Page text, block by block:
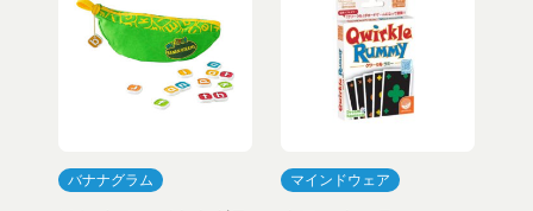
バナナグラム マインドウェア